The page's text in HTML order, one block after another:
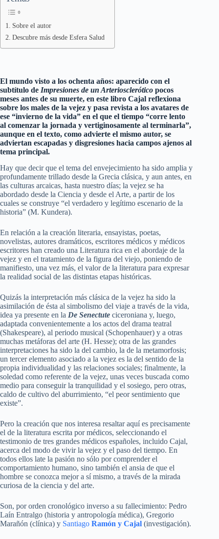
Sobre el autor
Descubre más desde Esfera Salud
El mundo visto a los ochenta años: aparecido con el
subtítulo de Impresiones de un Arteriosclerótico pocos
meses antes de su muerte, en este libro Cajal reflexiona
sobre los males de la vejez y pasa revista a los avatares de
ese “invierno de la vida” en el que el tiempo “corre lento
al comenzar la jornada y vertiginosamente al terminarla”,
aunque en el texto, como advierte el mismo autor, se
adviertan escapadas y disgresiones hacia campos ajenos al
tema principal.
Hay que decir que el tema del envejecimiento ha sido amplia y
profundamente trillado desde la Grecia clásica, y aun antes, en
las culturas arcaicas, hasta nuestro días; la vejez se ha
abordado desde la Ciencia y desde el Arte, a partir de los
cuales se construye “el verdadero y legítimo escenario de la
historia” (M. Kundera).
En relación a la creación literaria, ensayistas, poetas,
novelistas, autores dramáticos, escritores médicos y médicos
escritores han creado una Literatura rica en el abordaje de la
vejez y en el tratamiento de la figura del viejo, poniendo de
manifiesto, una vez más, el valor de la literatura para expresar
la realidad social de las distintas etapas históricas.
Quizás la interpretación más clásica de la vejez ha sido la
asimilación de ésta al simbolismo del viaje a través de la vida,
idea ya presente en la De Senectute ciceroniana y, luego,
adaptada convenientemente a los actos del drama teatral
(Shakespeare), al periodo musical (Schopenhauer) y a otras
muchas metáforas del arte (H. Hesse); otra de las grandes
interpretaciones ha sido la del cambio, la de la metamorfosis;
un tercer elemento asociado a la vejez es la del sentido de la
propia individualidad y las relaciones sociales; finalmente, la
soledad como referente de la vejez, unas veces buscada como
medio para conseguir la tranquilidad y el sosiego, pero otras,
caldo de cultivo del aburrimiento, “el peor sentimiento que
existe”.
Pero la creación que nos interesa resaltar aquí es precisamente
el de la literatura escrita por médicos, seleccionando el
testimonio de tres grandes médicos españoles, incluido Cajal,
acerca del modo de vivir la vejez y el paso del tiempo. En
todos ellos late la pasión no sólo por comprender el
comportamiento humano, sino también el ansia de que el
hombre se conozca mejor a sí mismo, a través de la mirada
curiosa de la ciencia y del arte.
Son, por orden cronológico inverso a su fallecimiento: Pedro
Laín Entralgo (historia y antropología médica), Gregorio
Marañón (clínica) y Santiago Ramón y Cajal (investigación).